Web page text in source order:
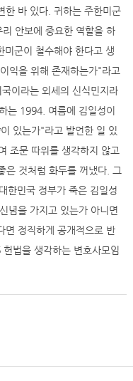
한 바 있다. 귀하는 주한미군
안보에 중요한 역할을 하
미군이 철수해야 한다고 생
익을 위해 존재하는가"라고
이라는 외세의 신식민지라
는 1994. 여름에 김일성이
있는가"라고 발언한 일 있
조문 따위를 생각하지 않고
은 것처럼 화두를 꺼냈다. 그
한민국 정부가 죽은 김일성
념을 가지고 있는가 아니면
면 정직하게 공개적으로 반
법을 생각하는 변호사모임